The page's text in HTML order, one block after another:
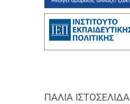
ΠΑΛΙΆ ΙΣΤΟΣΕΛΊΔΑ